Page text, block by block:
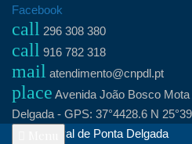
Skip
content
Facebook
call 296 308 380
call 916 782 318
mail atendimento@cnpdl.pt
place Avenida João Bosco
Delgada - GPS: 37°4428.6 N
Clube Naval de Ponta Delgada